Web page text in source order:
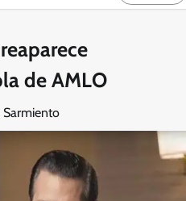
de AMLO
Sarmiento